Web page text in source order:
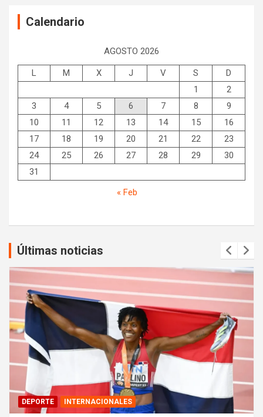
Calendario
AGOSTO 2026
L M X J V S
D
1
2
3
4 5 6 7 8
9
10
11 12 13 14 15
16
17
18 19 20 21 22
23
24
25 26 27 28 29
30
31
« Feb
Últimas noticias
DEPORTE INTERNACIONALES